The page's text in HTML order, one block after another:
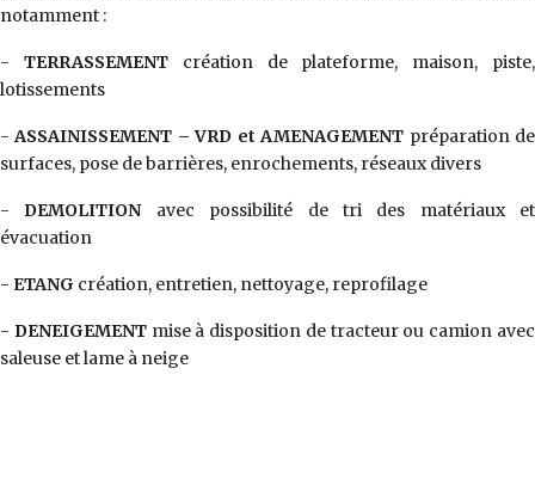
notamment :
- TERRASSEMENTcréation de plateforme, maison, piste,
lotissements
-ASSAINISSEMENT – VRD et AMENAGEMENT préparation de
surfaces, pose de barrières, enrochements, réseaux divers
- DEMOLITION avec possibilité de tri des matériaux et
évacuation
- ETANG création, entretien, nettoyage, reprofilage
- DENEIGEMENTmise à disposition de tracteur ou camion avec
saleuse et lame à neige